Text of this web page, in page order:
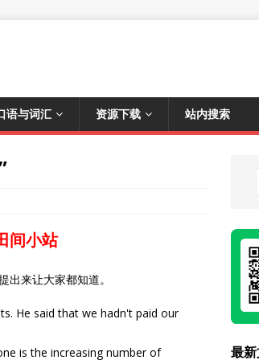
语与词汇 资源下载 站内搜索
间小站
来让大家都知道。
He said that we hadn't paid our
is the increasing number of
最